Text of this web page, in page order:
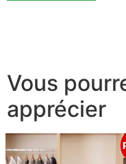
Vous
apprécier